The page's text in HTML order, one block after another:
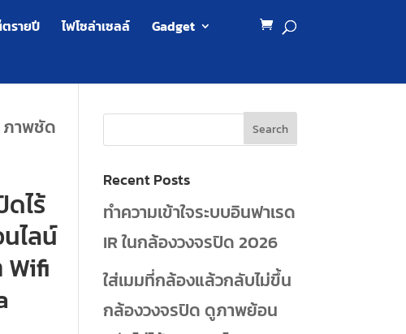
รายปี ไฟโซล่าเซลล์
Gadget
ภาพชัด
ไร้
ไลน์
Recent Posts
ทำความเข้าใจระบบอินฟาเรด
IR ในกล้องวงจรปิด 2026
ใส่เมมที่กล้องแล้วกลับไม่ขึ้น
กล้องวงจรปิด ดูภาพย้อน